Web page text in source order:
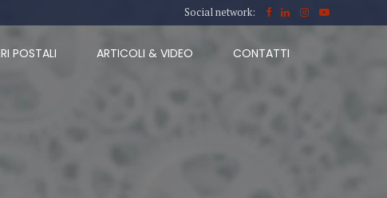
Social network:
POSTALI ARTICOLI & VIDEO CONTATTI